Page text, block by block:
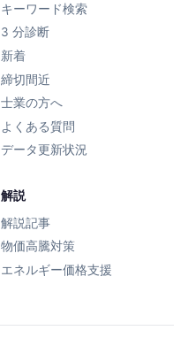
キーワード検索
3 分診断
新着
締切間近
士業の方へ
よくある質問
データ更新状況
解説
解説記事
物価高騰対策
エネルギー価格支援